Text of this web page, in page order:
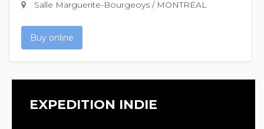
Salle Marguerite-Bourgeoys / MONTRÉAL
Buy online
EXPEDITION INDIE